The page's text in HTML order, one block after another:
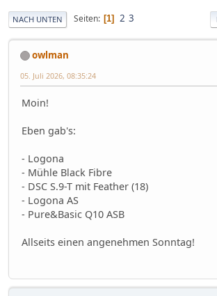
NACH UNTEN Seiten 1 2 3
owlman
05. Juli 2026, 08:35:24
Moin!
Eben gab's:
- Logona
- Mühle Black Fibre
- DSC S.9-T mit Feather (18)
- Logona AS
- Pure&Basic Q10 ASB
Allseits einen angenehmen Sonntag!